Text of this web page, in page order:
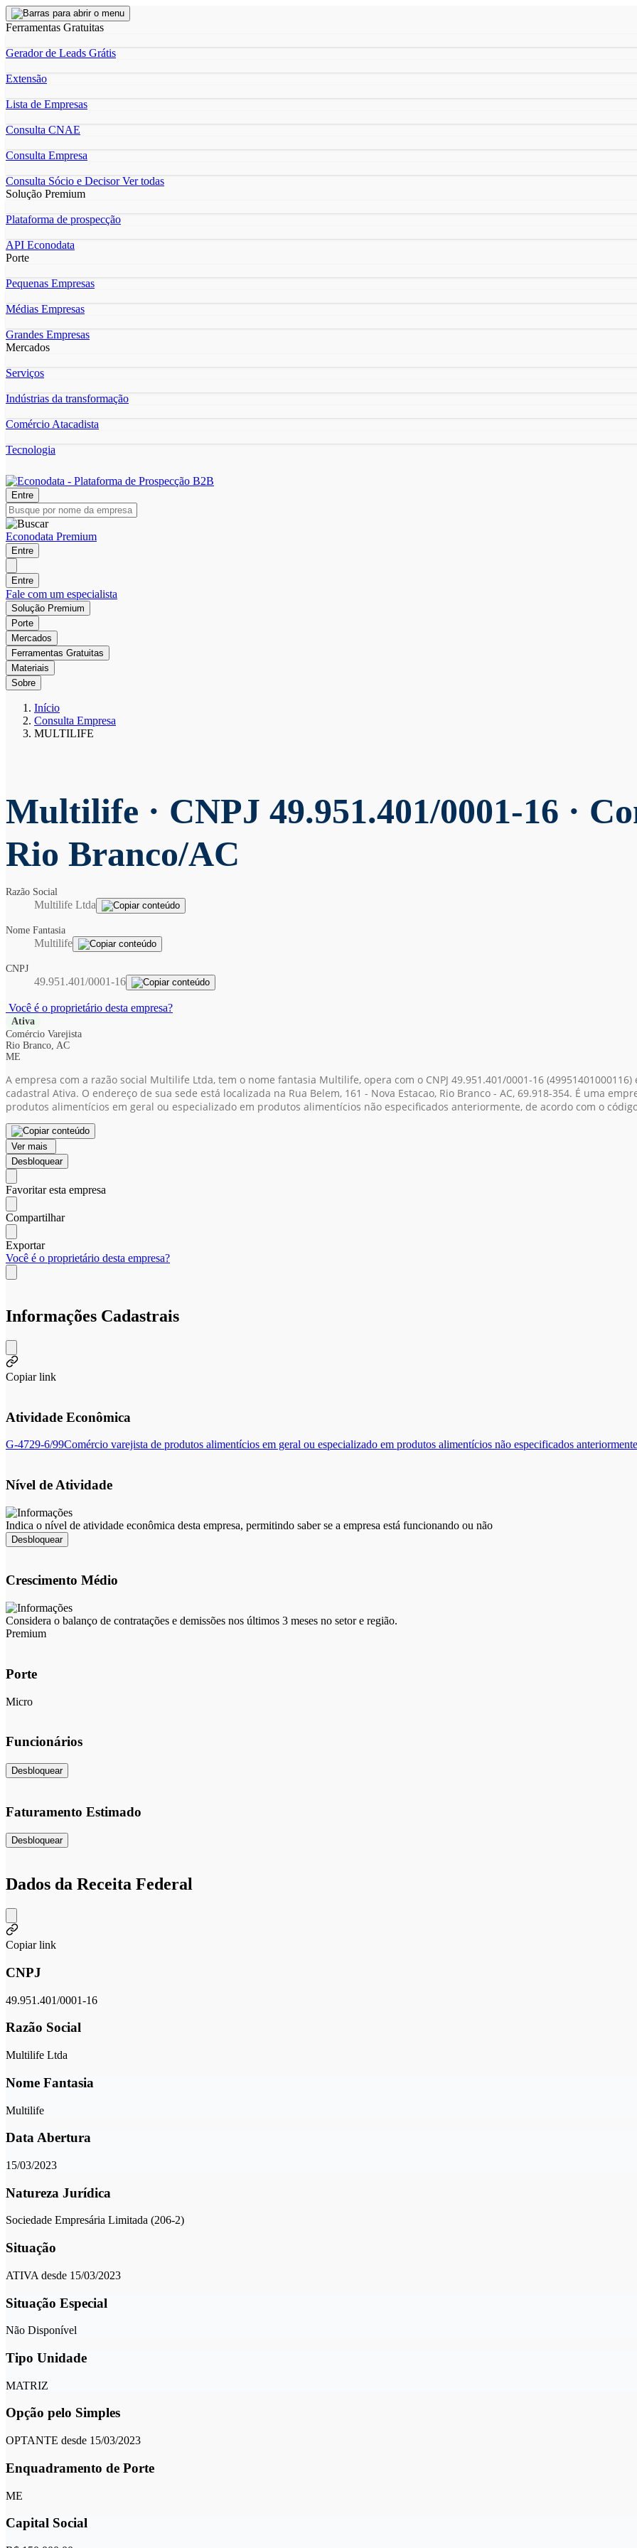
Ferramentas Gratuitas
Gerador de Leads Grátis
Extensão
Lista de Empresas
Consulta CNAE
Consulta Empresa
Consulta Sócio e DecisorVer todas
Solução Premium
Plataforma de prospecção
API Econodata
Porte
Pequenas Empresas
Médias Empresas
Grandes Empresas
Mercados
Serviços
Indústrias da transformação
Comércio Atacadista
Tecnologia
Entre
Econodata Premium
Entre
Entre
Fale com um especialista
Solução Premium
Porte
Mercados
Ferramentas Gratuitas
Materiais
Sobre
Início
Consulta Empresa
MULTILIFE
Multilife · CNPJ 49.951.401/0001-16 ·
Rio Branco/AC
Razão Social
Multilife Ltda
Nome Fantasia
Multilife
CNPJ
49.951.401/0001-16
Você é o proprietário desta empresa?
Ativa
Comércio Varejista
Rio Branco, AC
ME
A empresa com a razão social Multilife Ltda, tem o nome fantasia Multilife, opera com o CNPJ 49.951.401/0001-16 (49951401000116)
cadastral Ativa. O endereço de sua sede está localizada na Rua Belem, 161 - Nova Estacao, Rio Branco - AC, 69.918-354. É uma
produtos alimentícios em geral ou especializado em produtos alimentícios não especificados anteriormente, de acordo com o código
Ver mais
Desbloquear
Favoritar esta empresa
Compartilhar
Exportar
Você é o proprietário desta empresa?
Informações Cadastrais
Copiar link
Atividade Econômica
G-4729-6/99Comércio varejista de produtos alimentícios em geral ou especializado em produtos alimentícios não especificados anteriormente
Nível de Atividade
Indica o nível de atividade econômica desta empresa, permitindo saber se a empresa está funcionando ou não
Desbloquear
Crescimento Médio
Considera o balanço de contratações e demissões nos últimos 3 meses no setor e região.
Premium
Porte
Micro
Funcionários
Desbloquear
Faturamento Estimado
Desbloquear
Dados da Receita Federal
Copiar link
CNPJ
49.951.401/0001-16
Razão Social
Multilife Ltda
Nome Fantasia
Multilife
Data Abertura
15/03/2023
Natureza Jurídica
Sociedade Empresária Limitada (206-2)
Situação
ATIVA desde 15/03/2023
Situação Especial
Não Disponível
Tipo Unidade
MATRIZ
Opção pelo Simples
OPTANTE desde 15/03/2023
Enquadramento de Porte
ME
Capital Social